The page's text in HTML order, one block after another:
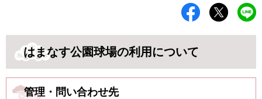
はまなす公園球場の利用について
管理・問い合わせ先